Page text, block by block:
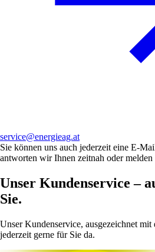
service@energieag.at
Sie können uns auch jederzeit eine E-
antworten wir Ihnen zeitnah oder melden
Unser Kundenservice –
Sie.
Unser Kundenservice, ausgezeichnet
jederzeit gerne für Sie da.